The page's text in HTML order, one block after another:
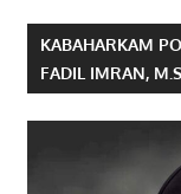
KABAHARKAM
FADIL IMRAN,